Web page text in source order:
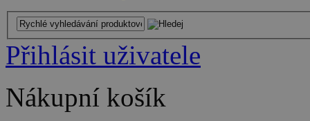
Přihlásit uživatele
Nákupní košík